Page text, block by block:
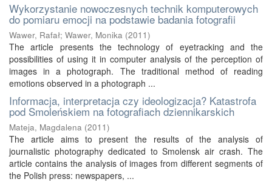
Wykorzystanie nowoczesnych technik komputerowych
do pomiaru emocji na podstawie badania fotografii
Wawer, Rafał; Wawer, Monika (2011)
The article presents the technology of eyetracking and the
possibilities of using it in computer analysis of the perception of
images in a photograph. The traditional method of reading
emotions observed in a photograph ...
Informacja, interpretacja czy ideologizacja? Katastrofa
pod Smoleńskiem na fotografiach dziennikarskich
Mateja, Magdalena (2011)
The article aims to present the results of the analysis of
journalistic photography dedicated to Smolensk air crash. The
article contains the analysis of images from different segments of
the Polish press: newspapers, ...